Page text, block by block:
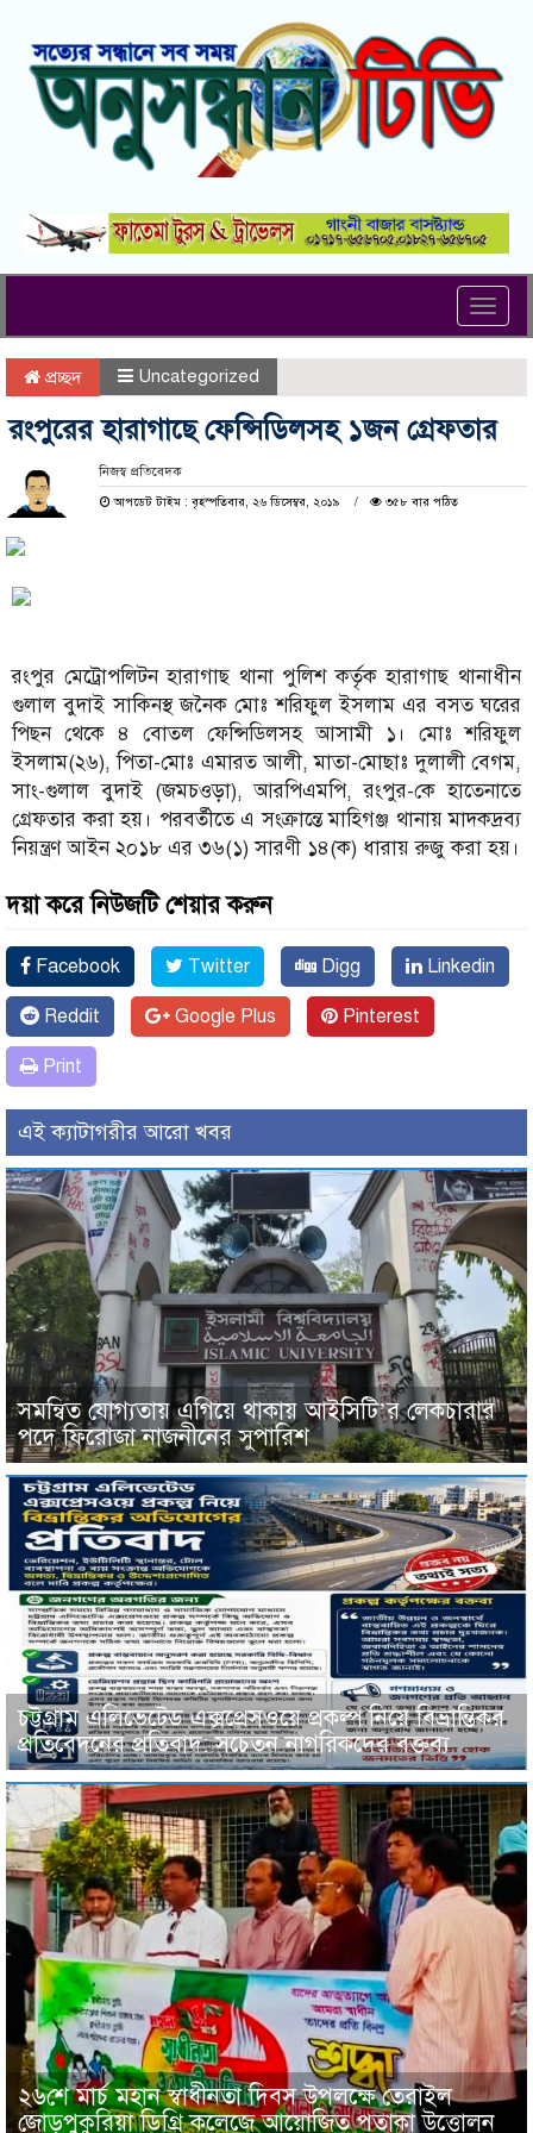
প্রচ্ছদ Uncategorized
রংপুরের হারাগাছে ফেন্সিডিলসহ ১জন গ্রেফতার
নিজস্ব প্রতিবেদক
আপডেট টাইম : বৃহস্পতিবার, ২৬ ডিসেম্বর, ২০১৯
৩৫৮ বার পঠিত
রংপুর মেট্রোপলিটন হারাগাছ থানা পুলিশ কর্তৃক হারাগাছ থানাধীন
গুলাল বুদাই সাকিনস্থ জনৈক মোঃ শরিফুল ইসলাম এর বসত ঘরের
পিছন থেকে ৪ বোতল ফেন্সিডিলসহ আসামী ১। মোঃ শরিফুল
ইসলাম(২৬), পিতা-মোঃ এমারত আলী, মাতা-মোছাঃ দুলালী বেগম,
সাং-গুলাল বুদাই (জমচওড়া), আরপিএমপি, রংপুর-কে হাতেনাতে
গ্রেফতার করা হয়। পরবর্তীতে এ সংক্রান্তে মাহিগঞ্জ থানায় মাদকদ্রব্য
নিয়ন্ত্রণ আইন ২০১৮ এর ৩৬(১) সারণী ১৪(ক) ধারায় রুজু করা হয়।
দয়া করে নিউজটি শেয়ার করুন
Facebook Twitter Digg Linkedin
Reddit Google Plus Pinterest
Print
এই ক্যাটাগরীর আরো খবর
সমন্বিত যোগ্যতায় এগিয়ে থাকায় আইসিটি’র লেকচারার
পদে ফিরোজা নাজনীনের সুপারিশ
চট্টগ্রাম এলিভেটেড এক্সপ্রেসওয়ে প্রকল্প নিয়ে বিভ্রান্তিকর
প্রতিবেদনের প্রতিবাদ: সচেতন নাগরিকদের বক্তব্য
২৬শে মার্চ মহান স্বাধীনতা দিবস উপলক্ষে তেরাইল
জোড়পুকুরিয়া ডিগ্রি কলেজে আয়োজিত পতাকা উত্তোলন